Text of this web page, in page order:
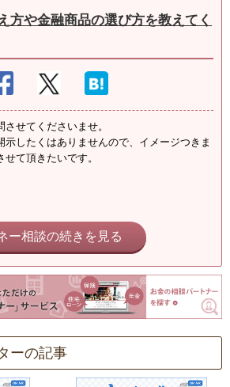
方や金融商品の選び方を教えてく
せてくださいませ。
示したくはありませんので、イメージつきま
て頂きたいです。
ー相談の続きを見る
ーの記事